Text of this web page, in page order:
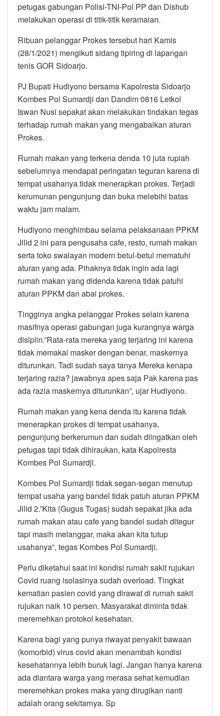
petugas gabungan Polisi-TNI-Pol PP dan Dishub
melakukan operasi di titik-titik keramaian.
Ribuan pelanggar Prokes tersebut hari Kamis
(28/1/2021) mengikuti sidang tipiring di lapangan
tenis GOR Sidoarjo.
PJ Bupati Hudiyono bersama Kapolresta Sidoarjo
Kombes Pol Sumardji dan Dandim 0816 Letkol
Iswan Nusi sepakat akan melakukan tindakan tegas
terhadap rumah makan yang mengabaikan aturan
Prokes.
Rumah makan yang terkena denda 10 juta rupiah
sebelumnya mendapat peringatan teguran karena di
tempat usahanya tidak menerapkan prokes. Terjadi
kerumunan pengunjung dan buka melebihi batas
waktu jam malam.
Hudiyono menghimbau selama pelaksanaan PPKM
Jilid 2 ini para pengusaha cafe, resto, rumah makan
serta toko swalayan modern betul-betul mematuhi
aturan yang ada. Pihaknya tidak ingin ada lagi
rumah makan yang didenda karena tidak patuhi
aturan PPKM dan abai prokes.
Tingginya angka pelanggar Prokes selain karena
masifnya operasi gabungan juga kurangnya warga
disiplin.”Rata-rata mereka yang terjaring ini karena
tidak memakai masker dengan benar, maskernya
diturunkan. Tadi sudah saya tanya Mereka kenapa
terjaring razia? jawabnya apes saja Pak karena pas
ada razia maskernya diturunkan”, ujar Hudiyono.
Rumah makan yang kena denda itu karena tidak
menerapkan prokes di tempat usahanya,
pengunjung berkerumun dan sudah diingatkan oleh
petugas tapi tidak dihiraukan, kata Kapolresta
Kombes Pol Sumardji.
Kombes Pol Sumardji tidak segan-segan menutup
tempat usaha yang bandel tidak patuh aturan PPKM
Jilid 2.”Kita (Gugus Tugas) sudah sepakat jika ada
rumah makan atau cafe yang bandel sudah ditegur
tapi masih melanggar, maka akan kita tutup
usahanya”, tegas Kombes Pol Sumardji.
Perlu diketahui saat ini kondisi rumah sakit rujukan
Covid ruang isolasinya sudah overload. Tingkat
kematian pasien covid yang dirawat di rumah sakit
rujukan naik 10 persen. Masyarakat diminta tidak
meremehkan protokol kesehatan.
Karena bagi yang punya riwayat penyakit bawaan
(komorbid) virus covid akan menambah kondisi
kesehatannya lebih buruk lagi. Jangan hanya karena
ada diantara warga yang merasa sehat kemudian
meremehkan prokes maka yang dirugikan nanti
adalah orang sekitarnya. Sp